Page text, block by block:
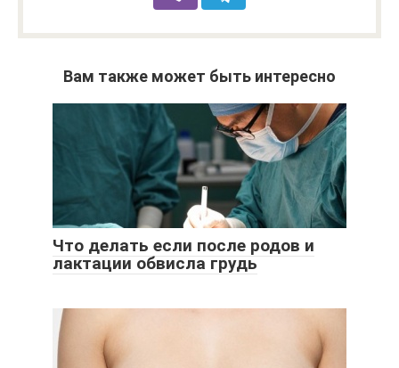
Вам также может быть интересно
Что делать если после родов и
лактации обвисла грудь